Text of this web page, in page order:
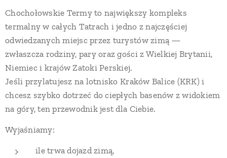
Chochołowskie Termy to największy kompleks
termalny w całych Tatrach i jedno z najczęściej
odwiedzanych miejsc przez turystów zimą —
zwłaszcza rodziny, pary oraz gości z Wielkiej Brytanii,
Niemiec i krajów Zatoki Perskiej.
Jeśli przylatujesz na lotnisko Kraków Balice (KRK) i
chcesz szybko dotrzeć do ciepłych basenów z widokiem
na góry, ten przewodnik jest dla Ciebie.
Wyjaśniamy:
ile trwa dojazd zimą,